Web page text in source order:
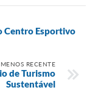
Centro Esportivo
RECENTE
de Turismo
Sustentável